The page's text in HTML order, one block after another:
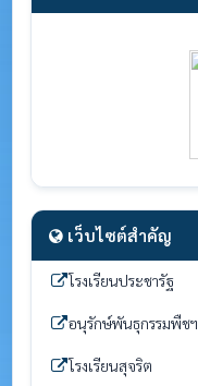
เว็บไซต์สำคัญ
โรงเรียนประชารัฐ
อนุรักษ์พันธุกรรมพืชฯ
โรงเรียนสุจริต